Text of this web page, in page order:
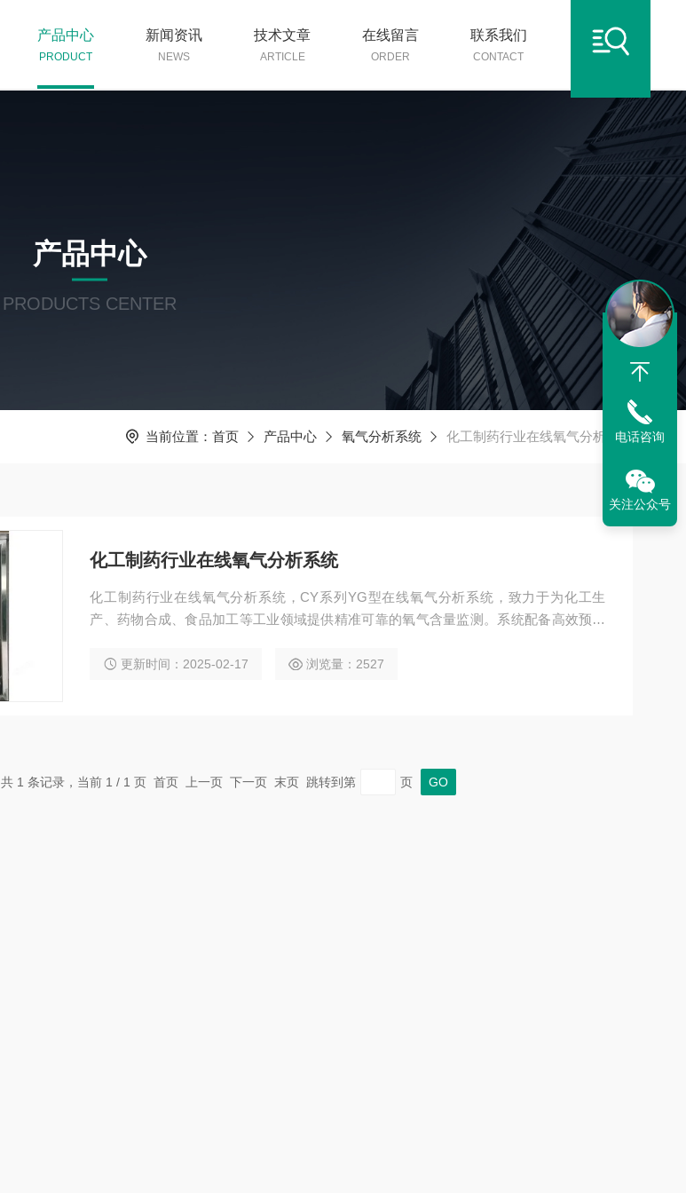
产品中心
PRODUCT
新闻资讯
NEWS
技术文章
ARTICLE
在线留言
ORDER
联系我们
CONTACT
产品中心
PRODUCTS CENTER
当前位置： 首页 产品中心 氧气分析系统 化工制药行业在线氧气分析系统
化工制药行业在线氧气分析系统
化工制药行业在线氧气分析系统，CY系列YG型在线氧气分析系统，致力于为化工生
产、药物合成、食品加工等工业领域提供精准可靠的氧气含量监测。系统配备高效预处
体干燥洁净，为精确分析奠定基础。
更新时间：2025-02-17 浏览量：2527
共 1 条记录，当前 1 / 1 页 首页 上一页 下一页 末页 跳转到第 页
电话咨询
关注公众号